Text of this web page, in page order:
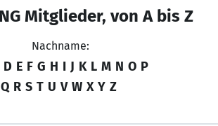
Mitglieder, von A bis Z
Nachname:
D E F G H I J K L M N O P
Q R S T U V W X Y Z